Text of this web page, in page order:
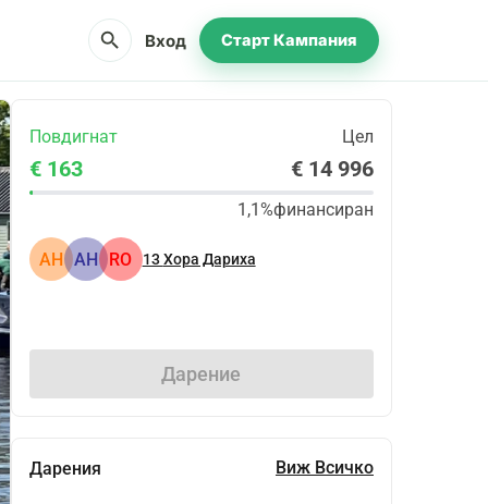
search Вход Старт Кампания
Повдигнат Цел
€ 163 € 14 996
1,1%финансиран
АН АН RO 13Хора Дариха
Дарение
Дарения Виж Всичко